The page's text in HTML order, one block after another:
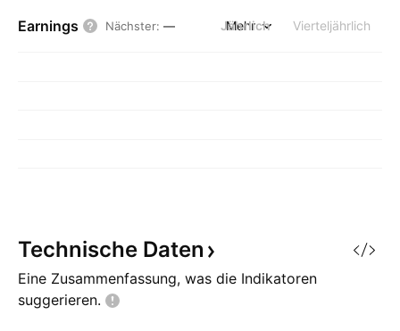
Earnings Nächster: — Jährlich Vierteljährlich
Mehr
Technische Daten
Eine Zusammenfassung, was die Indikatoren
suggerieren.